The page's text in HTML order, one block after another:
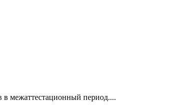
в межаттестационный период....